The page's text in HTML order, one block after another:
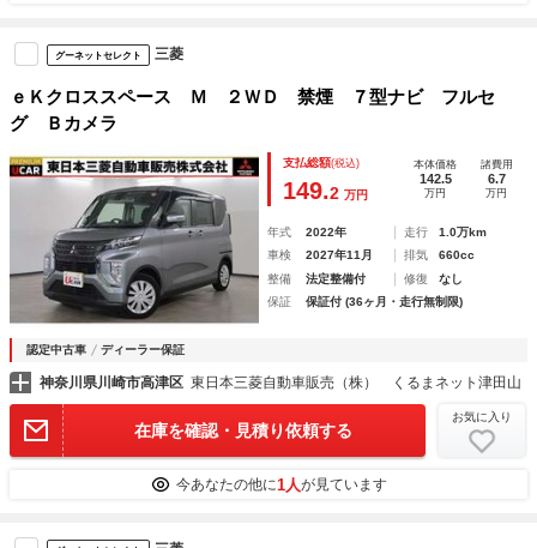
グーネットセレクト 三菱
ｅＫクロススペース Ｍ ２ＷＤ 禁煙 ７型ナビ フルセ
グ Ｂカメラ
支払総額(税込)
149.2 万円
本体価格
142.5
万円
諸費用
6.7
万円
年式 2022年 走行
1.0万km
車検
2027年11月 排気
660cc
整備
法定整備付 修復
なし
保証
保証付 (36ヶ月・走行無制限)
認定中古車 ディーラー保証
神奈川県川崎市高津区 東日本三菱自動車販売（株） くるまネット津田山
在庫を確認・見積り依頼する
お気に入り
今あなたの他に1人が見ています